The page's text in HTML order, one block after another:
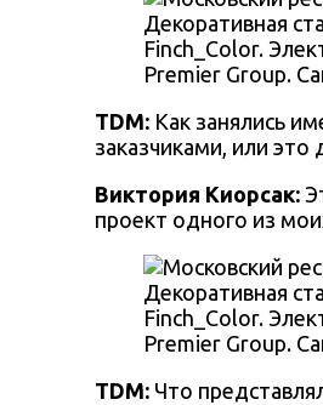
Декоративная
Finch_Color.
Premier Group.
TDM: Как занялись
заказчиками, или это
Виктория Киорсак:
проект одного из
Декоративная
Finch_Color.
Premier Group.
TDM: Что